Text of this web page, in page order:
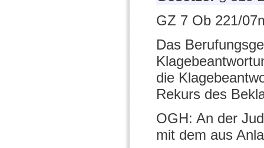
GZ 7 Ob 221/
Das
die
Rekurs des
OGH: An der
mit dem aus